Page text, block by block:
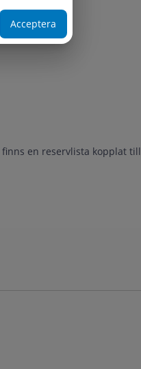
en reservlista kopplat till
Acceptera